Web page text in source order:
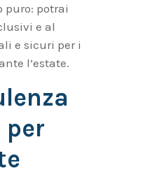
puro: potrai
e al
e sicuri per i
l’estate.